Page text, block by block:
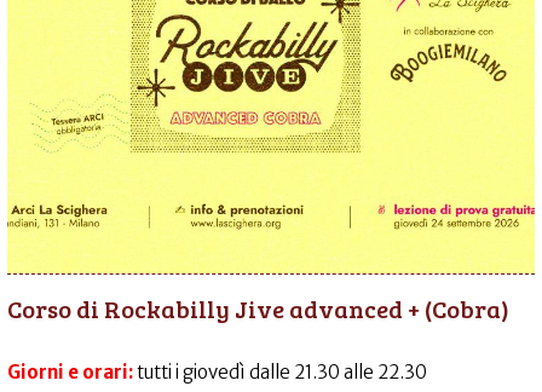
Corso di Rockabilly Jive advanced + (Cobra)
Giorni e orari:tutti i giovedì dalle 21.30 alle 22.30